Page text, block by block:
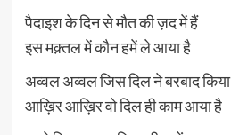
पैदाइश के दिन से मौत की ज़द में हैं
इस मक़्तल में कौन हमें ले आया है
अव्वल अव्वल जिस दिल ने बरबाद किया
आख़िर आख़िर वो दिल ही काम आया है